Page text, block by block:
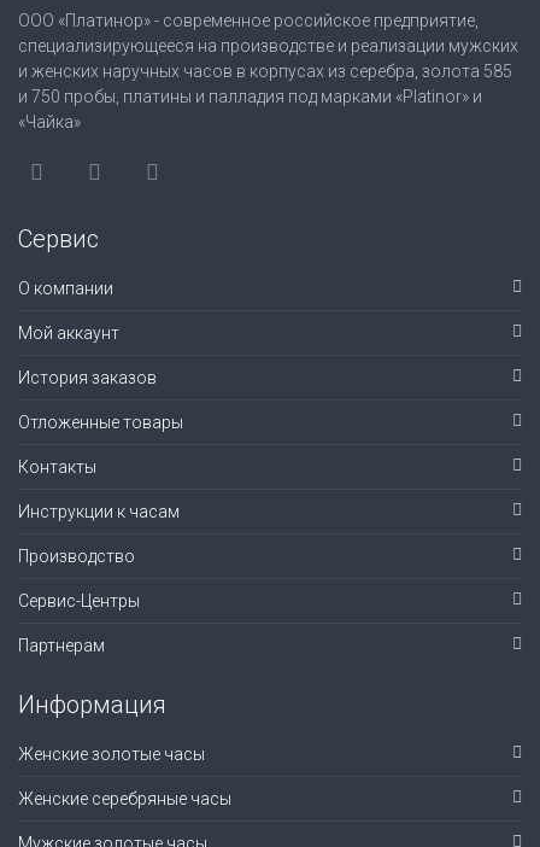
ООО «Платинор» - современное российское предприятие,
специализирующееся на производстве и реализации мужских
и женских наручных часов в корпусах из серебра, золота 585
и 750 пробы, платины и палладия под марками «Platinor» и
«Чайка»
Сервис
О компании
Мой аккаунт
История заказов
Отложенные товары
Контакты
Инструкции к часам
Производство
Сервис-Центры
Партнерам
Информация
Женские золотые часы
Женские серебряные часы